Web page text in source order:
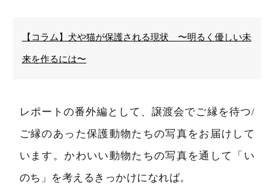
【コラム】犬や猫が保護される現状 〜明るく優しい未
来を作るには〜
レポートの番外編として、譲渡会でご縁を待つ/
ご縁のあった保護動物たちの写真をお届けして
います。かわいい動物たちの写真を通して「い
のち」を考えるきっかけになれば。